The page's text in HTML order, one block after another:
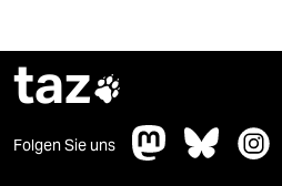
taz
Folgen Sie uns